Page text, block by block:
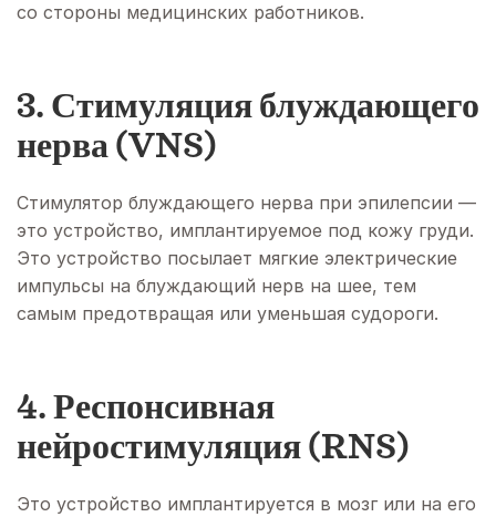
со стороны медицинских работников.
3. Стимуляция блуждающего
нерва (VNS)
Стимулятор блуждающего нерва при эпилепсии —
это устройство, имплантируемое под кожу груди.
Это устройство посылает мягкие электрические
импульсы на блуждающий нерв на шее, тем
самым предотвращая или уменьшая судороги.
4. Респонсивная
нейростимуляция (RNS)
Это устройство имплантируется в мозг или на его